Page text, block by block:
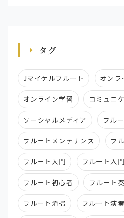
タグ
Jマイケルフルート オンラ
オンライン学習 コミュニ
ソーシャルメディア フル
フルートメンテナンス フ
フルート入門 フルート入
フルート初心者 フルート
フルート清掃 フルート演奏